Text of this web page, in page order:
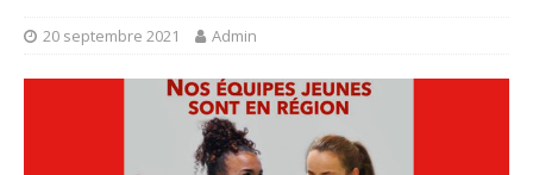
20 septembre 2021 Admin